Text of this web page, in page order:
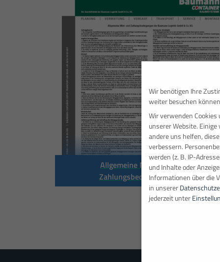
Allgemeine Miet- und
Zahlungsbedingungen
Wir benötigen Ihre
weiter besuchen
Wir verwenden Cookies
unserer Website.
andere uns helfen,
verbessern.
werden (z. B. IP-
und Inhalte oder
Informationen über die
in unserer
jederzeit unter